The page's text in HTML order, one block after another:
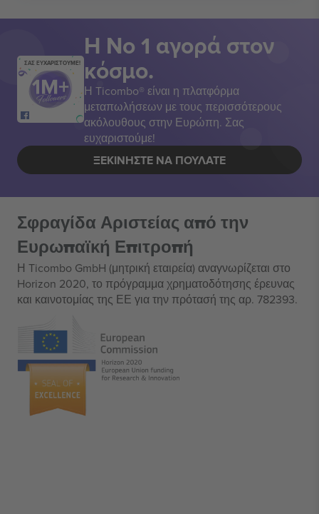
ΣΑΣ ΕΥΧΑΡΙΣΤΟΥΜΕ!
Η Νο 1 αγορά στον
κόσμο.
Η Ticombo® είναι η πλατφόρμα
μεταπωλήσεων με τους περισσότερους
ακόλουθους στην Ευρώπη. Σας
ευχαριστούμε!
ΞΕΚΙΝΉΣΤΕ ΝΑ ΠΟΥΛΆΤΕ
Σφραγίδα Αριστείας από την
Ευρωπαϊκή Επιτροπή
Η Ticombo GmbH (μητρική εταιρεία) αναγνωρίζεται στο
Horizon 2020, το πρόγραμμα χρηματοδότησης έρευνας
και καινοτομίας της ΕΕ για την πρότασή της αρ. 782393.